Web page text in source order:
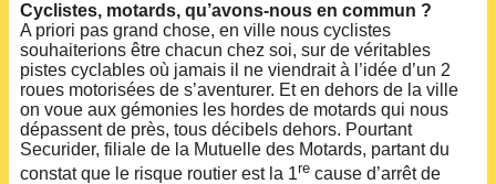
Cyclistes, motards, qu’avons-nous en commun ?
A priori pas grand chose, en ville nous cyclistes
souhaiterions être chacun chez soi, sur de véritables
pistes cyclables où jamais il ne viendrait à l’idée d’un 2
roues motorisées de s’aventurer. Et en dehors de la ville
on voue aux gémonies les hordes de motards qui nous
dépassent de près, tous décibels dehors. Pourtant
Securider, filiale de la Mutuelle des Motards, partant du
constat que le risque routier est la 1re cause d’arrêt de